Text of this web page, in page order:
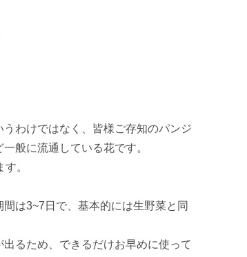
わけではなく、皆様ご存知のパンジ
般に流通している花です。
。
は3~7日で、基本的には生野菜と同
るため、できるだけお早めに使って